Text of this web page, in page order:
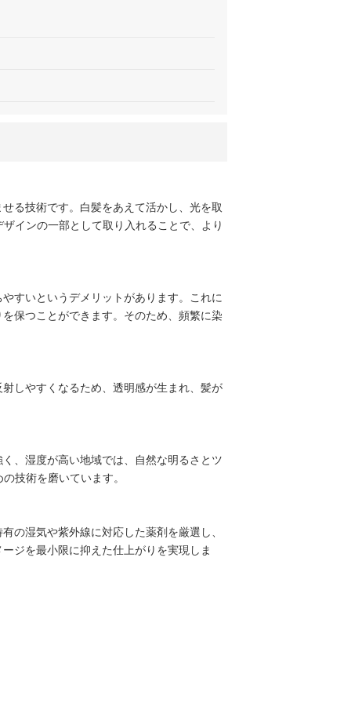
る技術です。白髪をあえて活かし、光を取
インの一部として取り入れることで、より
すいというデメリットがあります。これに
保つことができます。そのため、頻繁に染
しやすくなるため、透明感が生まれ、髪が
、湿度が高い地域では、自然な明るさとツ
技術を磨いています。
の湿気や紫外線に対応した薬剤を厳選し、
ジを最小限に抑えた仕上がりを実現しま